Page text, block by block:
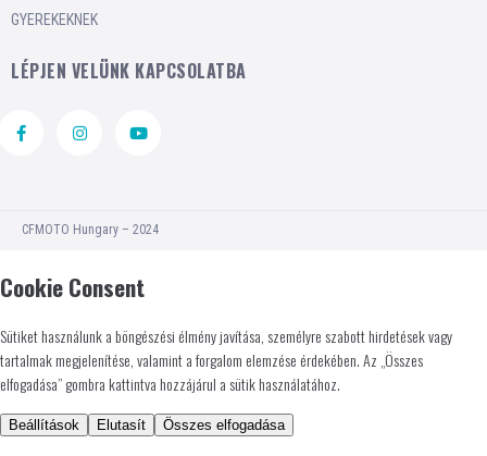
GYEREKEKNEK
LÉPJEN VELÜNK KAPCSOLATBA
CFMOTO Hungary – 2024